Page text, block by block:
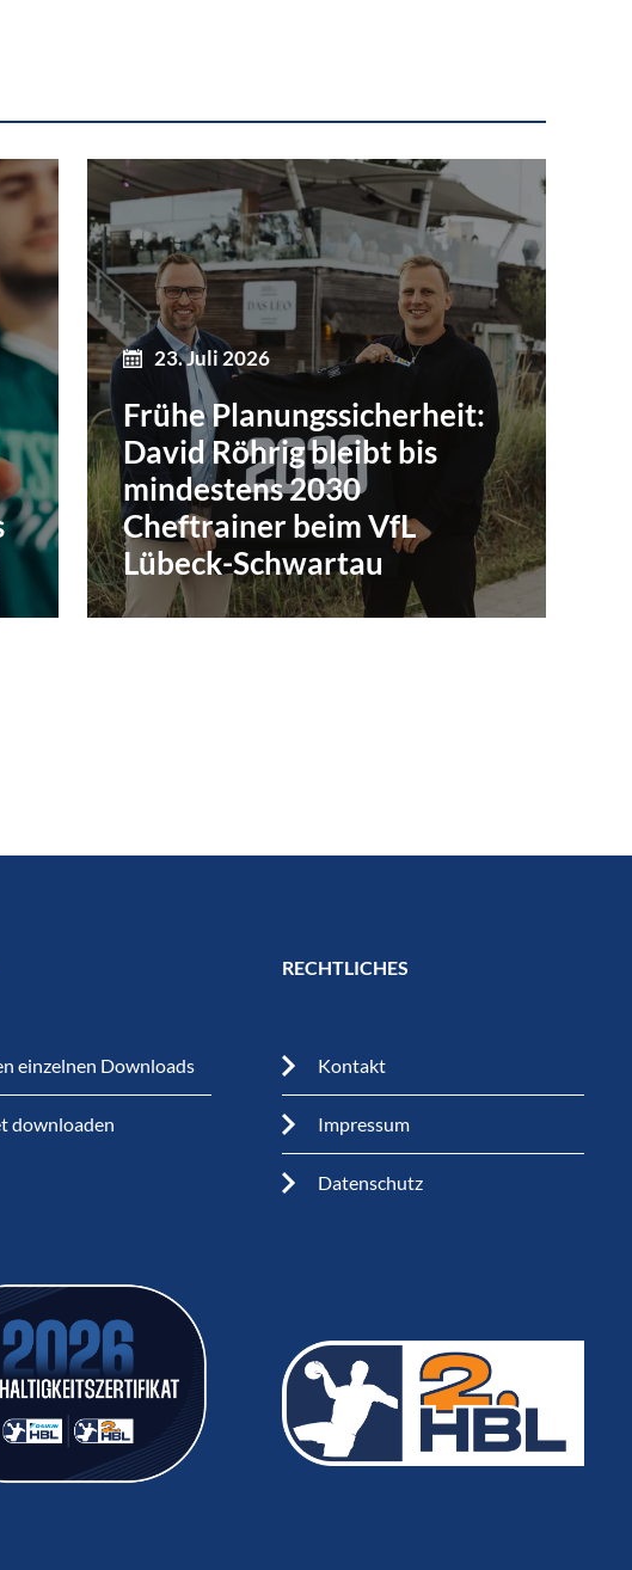
23. Juli 2026
Frühe Planungssicherheit:
David Röhrig bleibt bis
mindestens 2030
Cheftrainer beim VfL
Lübeck-Schwartau
einzelnen Downloads
downloaden
RECHTLICHES
Kontakt
Impressum
Datenschutz